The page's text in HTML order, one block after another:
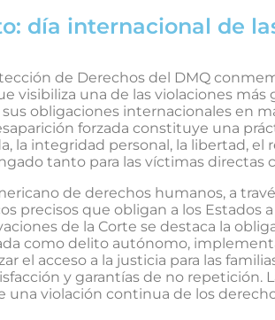
día internacional de
de Derechos del DMQ
visibiliza una de las violaciones
obligaciones internacionales en
forzada constituye una
la integridad personal, la libertad,
tanto para las víctimas directas
de derechos humanos, a
precisos que obligan a los
de la Corte se destaca la
como delito autónomo,
el acceso a la justicia para las
y garantías de no repetición.
una violación continua de los